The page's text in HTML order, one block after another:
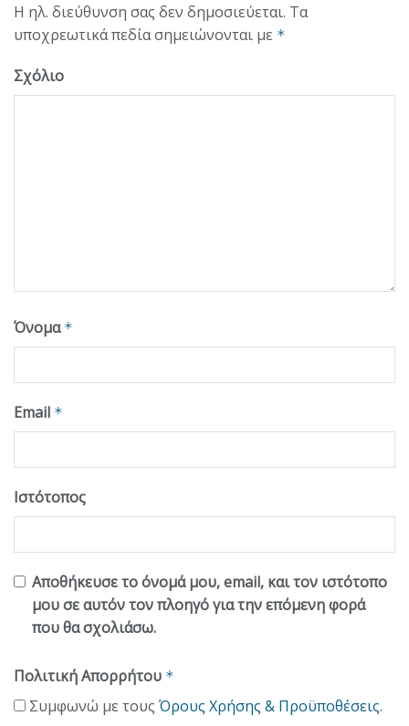
Η ηλ. διεύθυνση σας δεν δημοσιεύεται. Τα
υποχρεωτικά πεδία σημειώνονται με *
Σχόλιο
Όνομα *
Email *
Ιστότοπος
Αποθήκευσε το όνομά μου, email, και τον ιστότοπο
μου σε αυτόν τον πλοηγό για την επόμενη φορά
που θα σχολιάσω.
Πολιτική Απορρήτου *
Συμφωνώ με τους Όρους Χρήσης & Προϋποθέσεις.